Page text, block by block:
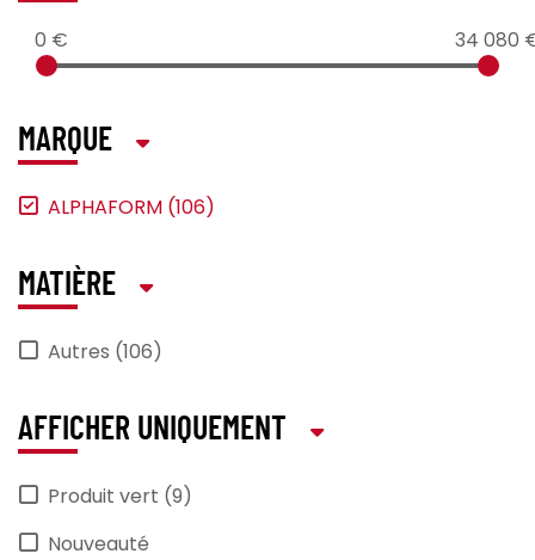
0 € 34 080
MARQUE
ALPHAFORM (106)
MATIÈRE
Autres (106)
AFFICHER UNIQUEMENT
Produit vert (9)
Nouveauté